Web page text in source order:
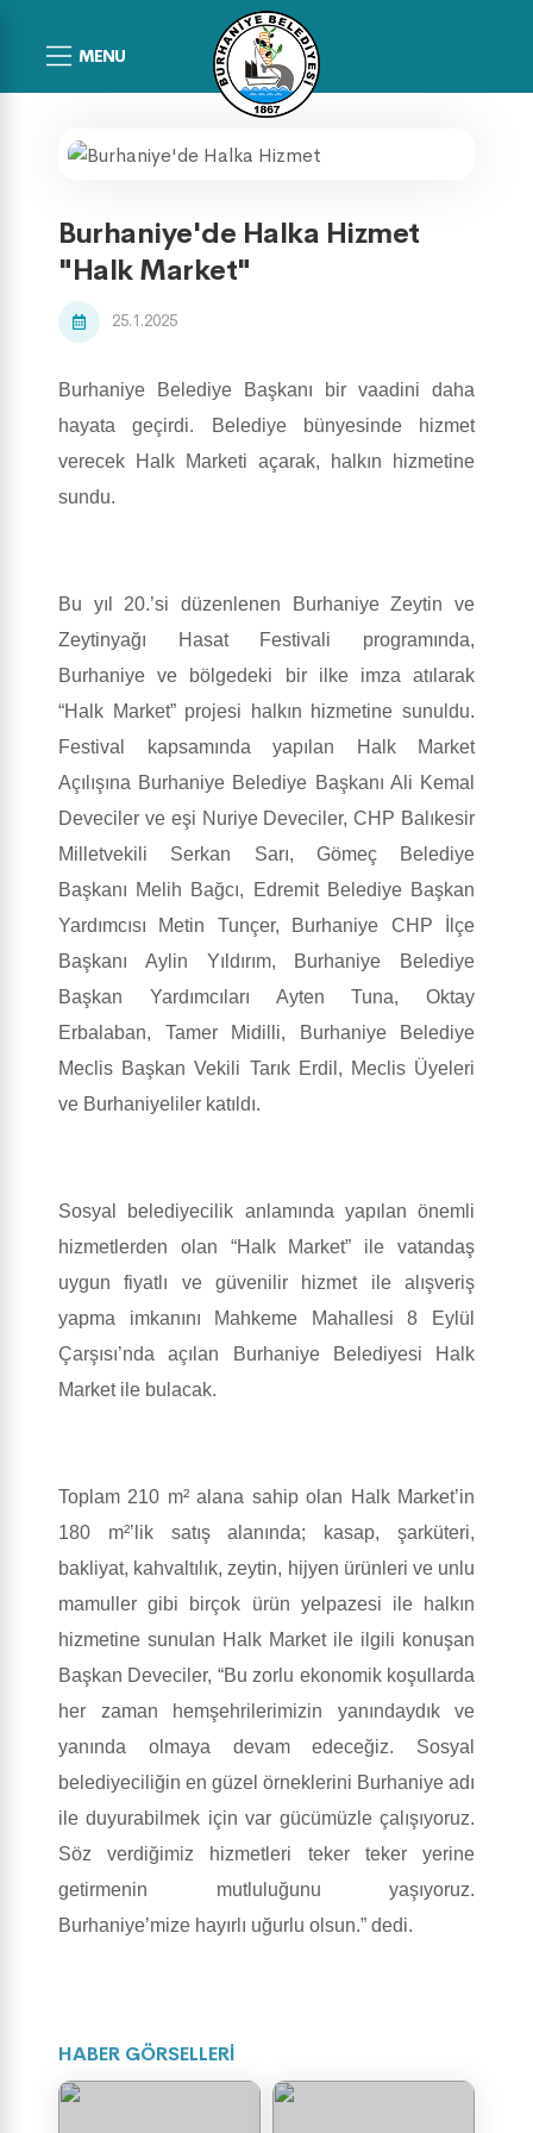
MENU
Burhaniye'de Halka Hizmet
"Halk Market"
25.1.2025
Burhaniye Belediye Başkanı bir vaadini daha
hayata geçirdi. Belediye bünyesinde hizmet
verecek Halk Marketi açarak, halkın hizmetine
sundu.
Bu yıl 20.’si düzenlenen Burhaniye Zeytin ve
Zeytinyağı Hasat Festivali programında,
Burhaniye ve bölgedeki bir ilke imza atılarak
“Halk Market” projesi halkın hizmetine sunuldu.
Festival kapsamında yapılan Halk Market
Açılışına Burhaniye Belediye Başkanı Ali Kemal
Deveciler ve eşi Nuriye Deveciler, CHP Balıkesir
Milletvekili Serkan Sarı, Gömeç Belediye
Başkanı Melih Bağcı, Edremit Belediye Başkan
Yardımcısı Metin Tunçer, Burhaniye CHP İlçe
Başkanı Aylin Yıldırım, Burhaniye Belediye
Başkan Yardımcıları Ayten Tuna, Oktay
Erbalaban, Tamer Midilli, Burhaniye Belediye
Meclis Başkan Vekili Tarık Erdil, Meclis Üyeleri
ve Burhaniyeliler katıldı.
Sosyal belediyecilik anlamında yapılan önemli
hizmetlerden olan “Halk Market” ile vatandaş
uygun fiyatlı ve güvenilir hizmet ile alışveriş
yapma imkanını Mahkeme Mahallesi 8 Eylül
Çarşısı’nda açılan Burhaniye Belediyesi Halk
Market ile bulacak.
Toplam 210 m² alana sahip olan Halk Market’in
180 m²’lik satış alanında; kasap, şarküteri,
bakliyat, kahvaltılık, zeytin, hijyen ürünleri ve unlu
mamuller gibi birçok ürün yelpazesi ile halkın
hizmetine sunulan Halk Market ile ilgili konuşan
Başkan Deveciler, “Bu zorlu ekonomik koşullarda
her zaman hemşehrilerimizin yanındaydık ve
yanında olmaya devam edeceğiz. Sosyal
belediyeciliğin en güzel örneklerini Burhaniye adı
ile duyurabilmek için var gücümüzle çalışıyoruz.
Söz verdiğimiz hizmetleri teker teker yerine
getirmenin mutluluğunu yaşıyoruz.
Burhaniye’mize hayırlı uğurlu olsun.” dedi.
HABER GÖRSELLERİ